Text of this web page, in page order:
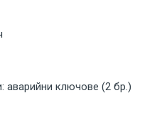
аварийни ключове (2 бр.)